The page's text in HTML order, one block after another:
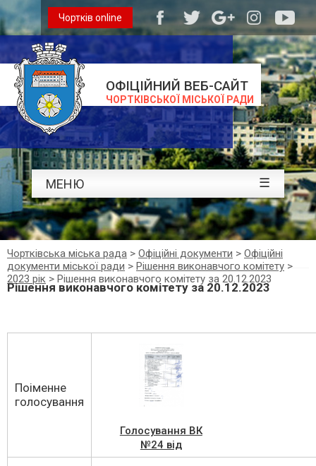
ОФІЦІЙНИЙ ВЕБ-САЙТ
ЧОРТКІВСЬКОЇ МІСЬКОЇ РАДИ
Чортків online
МЕНЮ ☰
Чортківська міська рада > Офіційні документи > Офіційні
документи міської ради > Рішення виконавчого комітету >
2023 рік > Рішення виконавчого комітету за 20.12.2023
Рішення виконавчого комітету за 20.12.2023
Поіменне
голосування
Голосування ВК
№24 від
20.12.2023 (1)